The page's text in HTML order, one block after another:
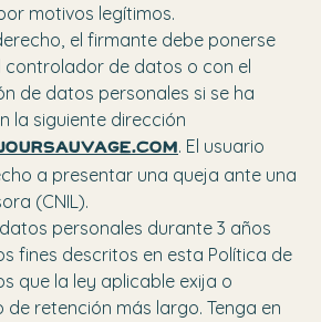
motivos legítimos.
el firmante debe ponerse
de datos o con el
de datos personales si se ha
la siguiente dirección
. El usuario
a presentar una queja ante una
(CNIL).
personales durante 3 años
fines descritos en esta Política de
que la ley aplicable exija o
retención más largo. Tenga en